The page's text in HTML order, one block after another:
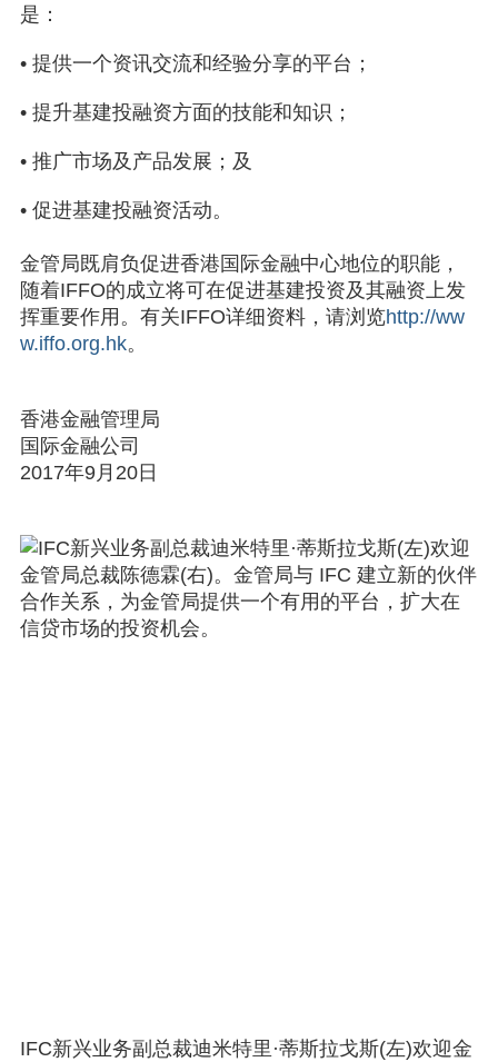
是：
• 提供一个资讯交流和经验分享的平台；
• 提升基建投融资方面的技能和知识；
• 推广市场及产品发展；及
• 促进基建投融资活动。
金管局既肩负促进香港国际金融中心地位的职能，
随着IFFO的成立将可在促进基建投资及其融资上发
挥重要作用。有关IFFO详细资料，请浏览http://ww
w.iffo.org.hk。
香港金融管理局
国际金融公司
2017年9月20日
IFC新兴业务副总裁迪米特里·蒂斯拉戈斯(左)欢迎金